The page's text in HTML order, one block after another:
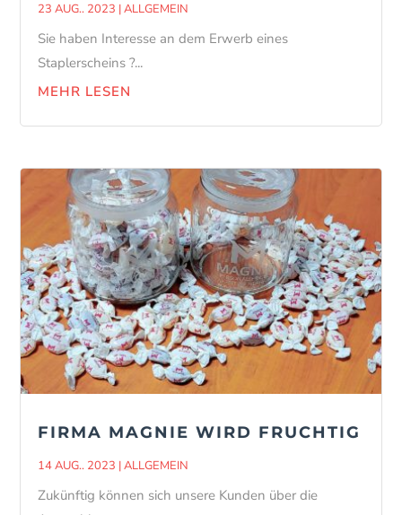
23 AUG.. 2023 |ALLGEMEIN
Sie haben Interesse an dem Erwerb eines
Staplerscheins ?...
MEHR LESEN
FIRMA MAGNIE WIRD FRUCHTIG
14 AUG.. 2023 |ALLGEMEIN
Zukünftig können sich unsere Kunden über die